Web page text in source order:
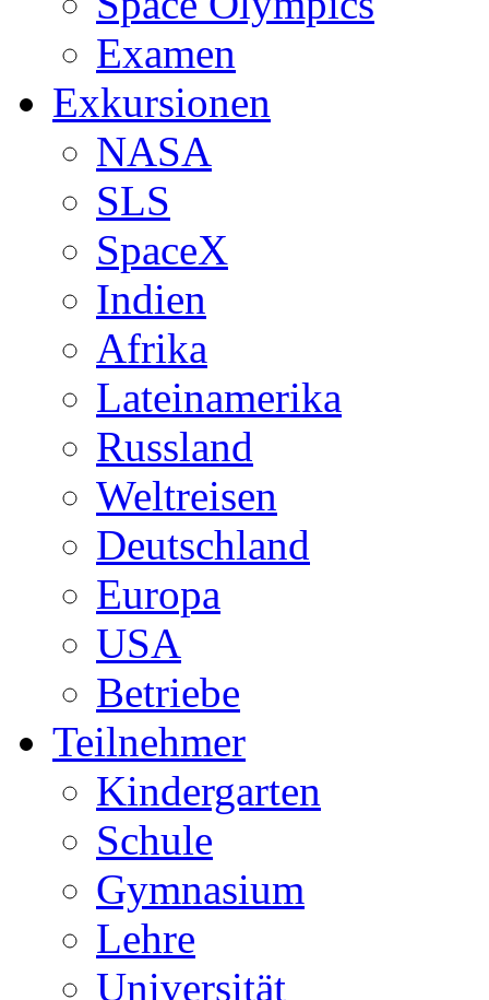
Examen
Exkursionen
NASA
SLS
SpaceX
Indien
Afrika
Lateinamerika
Russland
Weltreisen
Deutschland
Europa
USA
Betriebe
Teilnehmer
Kindergarten
Schule
Gymnasium
Lehre
Universität